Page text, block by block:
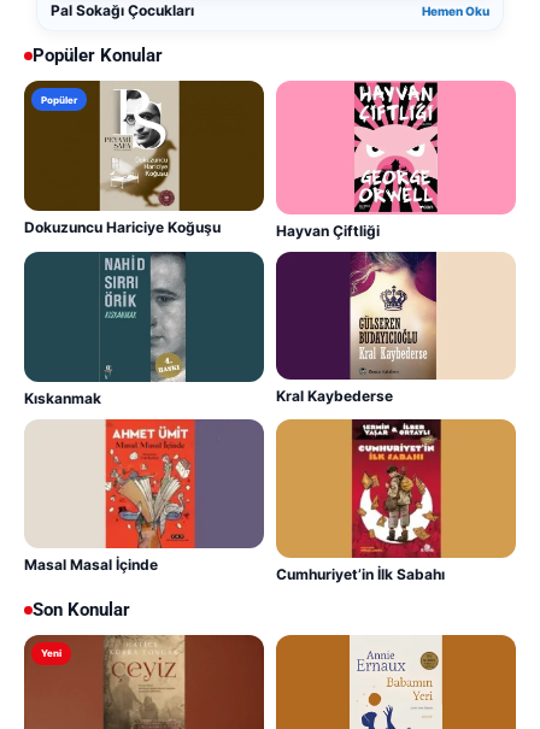
Pal Sokağı Çocukları Hemen Oku
Popüler Konular
Popüler
Dokuzuncu Hariciye Koğuşu Hayvan Çiftliği
Kıskanmak Kral Kaybederse
Masal Masal İçinde
Cumhuriyet’in İlk Sabahı
Son Konular
Yeni